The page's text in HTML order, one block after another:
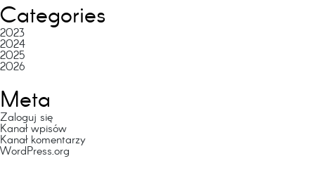
Categories
2023
2024
2025
2026
Meta
Zaloguj się
Kanał wpisów
Kanał komentarzy
WordPress.org